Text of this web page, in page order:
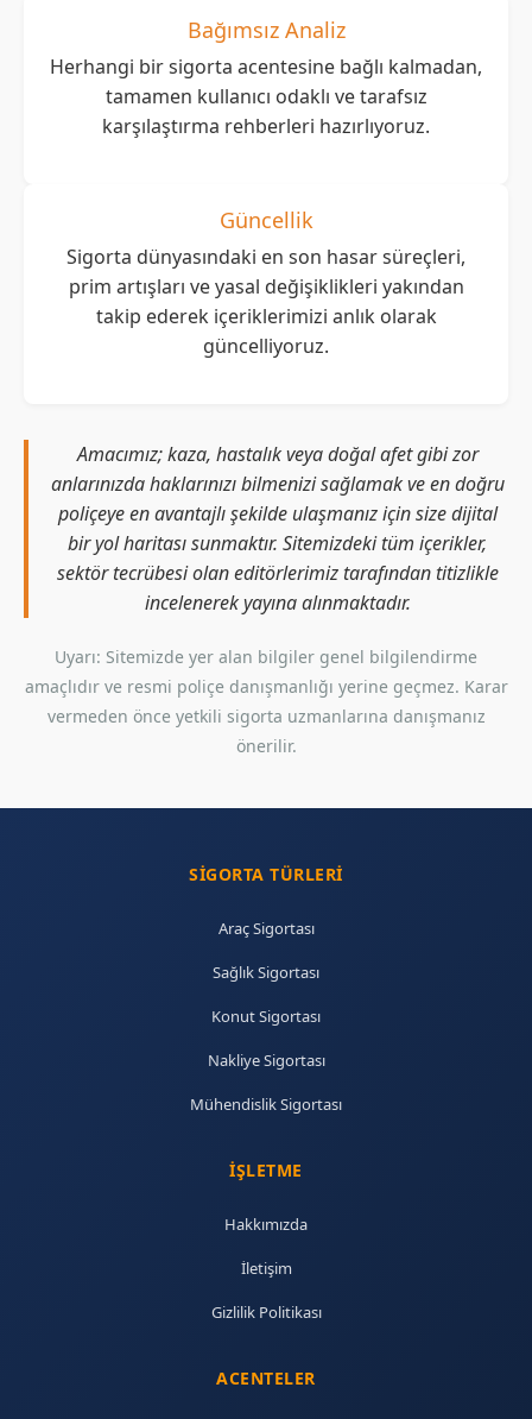
Bağımsız Analiz
Herhangi bir sigorta acentesine bağlı kalmadan,
tamamen kullanıcı odaklı ve tarafsız
karşılaştırma rehberleri hazırlıyoruz.
Güncellik
Sigorta dünyasındaki en son hasar süreçleri,
prim artışları ve yasal değişiklikleri yakından
takip ederek içeriklerimizi anlık olarak
güncelliyoruz.
Amacımız; kaza, hastalık veya doğal afet gibi zor
anlarınızda haklarınızı bilmenizi sağlamak ve en doğru
poliçeye en avantajlı şekilde ulaşmanız için size dijital
bir yol haritası sunmaktır. Sitemizdeki tüm içerikler,
sektör tecrübesi olan editörlerimiz tarafından titizlikle
incelenerek yayına alınmaktadır.
Uyarı: Sitemizde yer alan bilgiler genel bilgilendirme
amaçlıdır ve resmi poliçe danışmanlığı yerine geçmez. Karar
vermeden önce yetkili sigorta uzmanlarına danışmanız
önerilir.
SIGORTA TÜRLERI
Araç Sigortası
Sağlık Sigortası
Konut Sigortası
Nakliye Sigortası
Mühendislik Sigortası
İŞLETME
Hakkımızda
İletişim
Gizlilik Politikası
ACENTELER